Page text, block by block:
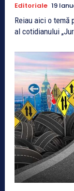
Editoriale 19
Reiau aici o temă
al cotidianului